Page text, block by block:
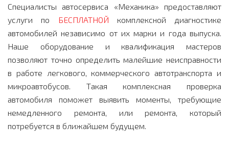
Специалисты автосервиса «Механика» предоставляют
услуги по БЕСПЛАТНОЙ комплексной диагностике
автомобилей независимо от их марки и года выпуска.
Наше оборудование и квалификация мастеров
позволяют точно определить малейшие неисправности
в работе легкового, коммерческого автотранспорта и
микроавтобусов. Такая комплексная проверка
автомобиля поможет выявить моменты, требующие
немедленного ремонта, или ремонта, который
потребуется в ближайшем будущем.